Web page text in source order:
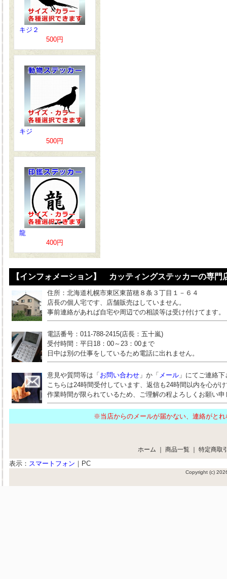
キジ２
500円
キジ
500円
龍
400円
【インフォメーション】 カッティングステッカーの専門
住所：北海道札幌市東区東苗穂８条３丁目１－６４
店長の個人宅です、店舗販売はしていません。
事前連絡があれば自宅や周辺での相談等は受け付けてます。
電話番号：011-788-2415(店長：五十嵐)
受付時間：平日18：00～23：00まで
日中は別の仕事をしているため電話に出れません。
意見や質問等は「 お問い合わせ 」か「 メール 」にてご連絡
こちらは24時間受付しています、返信も24時間以内を心が
作業時間が限られているため、ご理解の程よろしくお願い申
※当店からのメールが届かない、連絡が
ホーム ｜ 商品一覧 ｜ 特定商取
表示： スマートフォン ｜ PC
Copyright (c)